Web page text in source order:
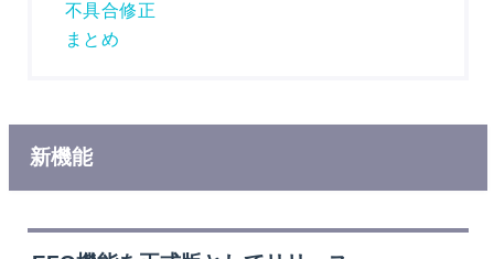
不具合修正
まとめ
新機能